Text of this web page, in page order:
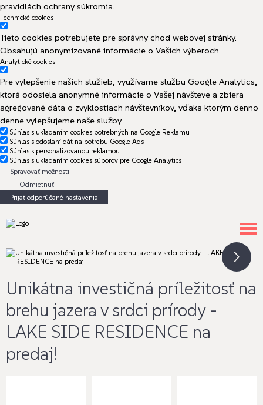
pravidlách ochrany súkromia.
Technické cookies
Tieto cookies potrebujete pre správny chod webovej stránky.
Obsahujú anonymizované informácie o Vaších výberoch
Analytické cookies
Pre vylepšenie naších služieb, využívame službu Google Analytics,
ktorá odosiela anonymné informácie o Vašej návšteve a zbiera
agregované dáta o zvyklostiach návštevníkov, vďaka ktorým denno
denne vylepšujeme naše služby.
Súhlas s ukladaním cookies potrebných na Google Reklamu
Súhlas s odoslaní dát na potrebu Google Ads
Súhlas s personalizovanou reklamou
Súhlas s ukladaním cookies súborov pre Google Analytics
Spravovať možnosti
Odmietnuť
Prijať odporúčané nastavenia
Unikátna investičná príležitosť na
brehu jazera v srdci prírody -
LAKE SIDE RESIDENCE na
predaj!